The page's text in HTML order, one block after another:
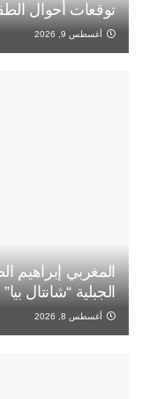
توقعات أحوال
أغسطس 9, 2026
المغربي إبراهيم
الجبلية “شانتال بيا”
أغسطس 8, 2026